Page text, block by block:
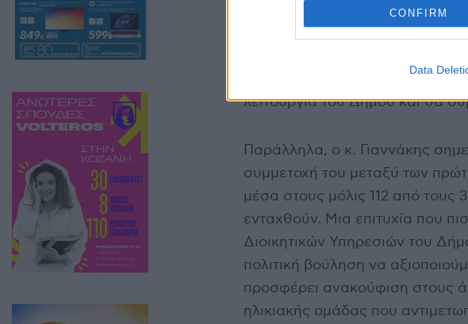
CONFIRM
Data
υπογράμμισε πως αποτελούν
λειτουργία του Δήμου και θα
Παράλληλα, ο κ. Γιαννάκης
συμμετοχή του μεταξύ των
μέσα στους μόλις 112 από
ενταχθούν. Μια επιτυχία που
Διοικητικών Υπηρεσιών του
πολιτική βούληση να
προσφέρει ανακούφιση στους
ηλικιακής ομάδας που